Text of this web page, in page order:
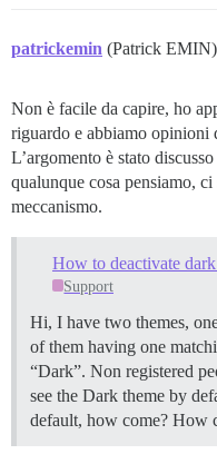
patrickemin (Patrick EMIN)
Non è facile da capire, ho
riguardo e abbiamo
L’argomento è stato
qualunque cosa pensiamo,
meccanismo.
Support
Hi, I have two themes,
of them having one
“Dark”. Non registered
see the Dark theme by
default, how come? How